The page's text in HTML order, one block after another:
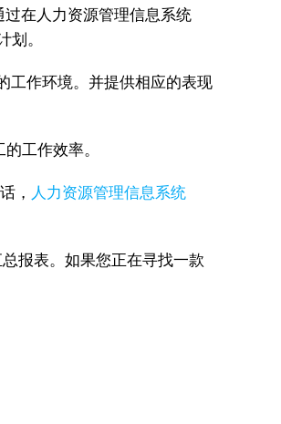
在人力资源管理信息系统
划。
工作环境。并提供相应的表现
工作效率。
， 人力资源管理信息系统
报表。如果您正在寻找一款